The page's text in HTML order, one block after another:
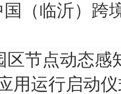
（临沂）跨
区节点动态
用运行启动